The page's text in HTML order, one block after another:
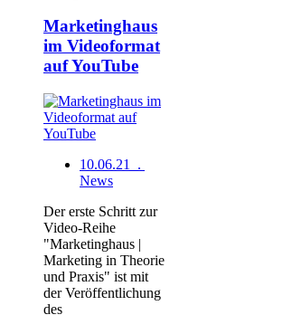
Marketinghaus
im Videoformat
auf YouTube
10.06.21 .
News
Der erste Schritt zur
Video-Reihe
"Marketinghaus |
Marketing in Theorie
und Praxis" ist mit
der Veröffentlichung
des